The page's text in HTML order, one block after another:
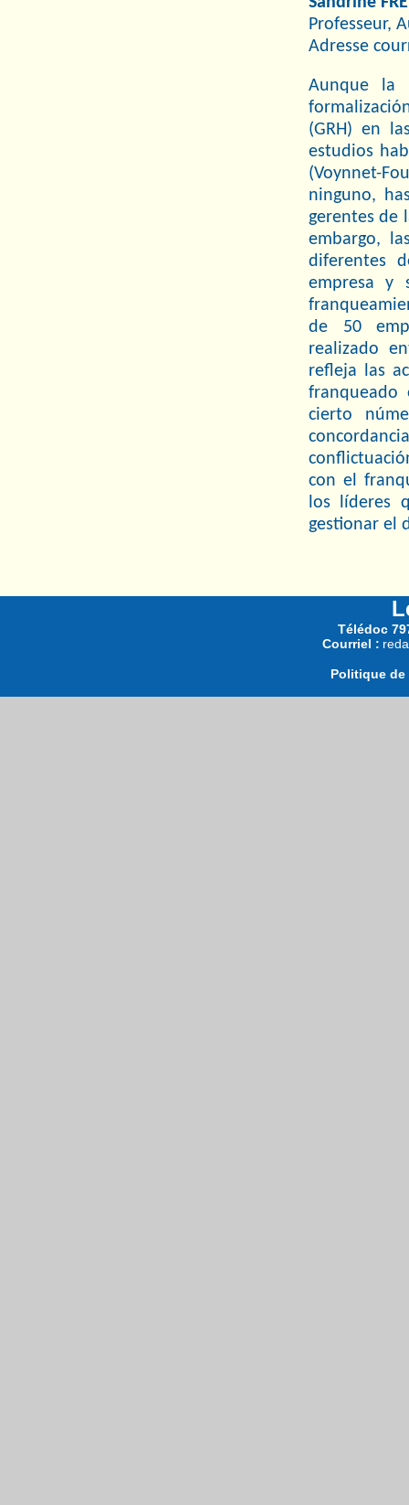
Professeur,
Adresse
Aunque la
(GRH) en
estudios
(Voynnet-
ninguno,
gerentes de
embargo,
diferentes
empresa y
de 50
realizado
refleja las
cierto
con el
los líderes
gestionar el
Télédoc
Courriel :
Politique